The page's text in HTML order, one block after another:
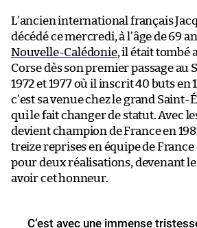
L’ancien international français
décédé ce mercredi, à l’âge de 69
Nouvelle-Calédonie, il était tombé
Corse dès son premier passage au
1972 et 1977 où il inscrit 40 buts en
c’est sa venue chez le grand Saint-
qui le fait changer de statut. Avec
devient champion de France en
treize reprises en équipe de France
pour deux réalisations, devenant
avoir cet honneur.
C’est avec une immense